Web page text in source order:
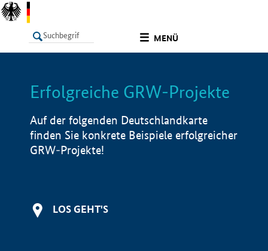
MENÜ
LISTE Info
Erfolgreiche GRW-Projekte
Auf der folgenden Deutschlandkarte
finden Sie konkrete Beispiele erfolgreicher
GRW-Projekte!
LOS GEHT'S